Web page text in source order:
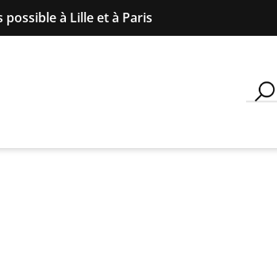
à Lille et à Paris